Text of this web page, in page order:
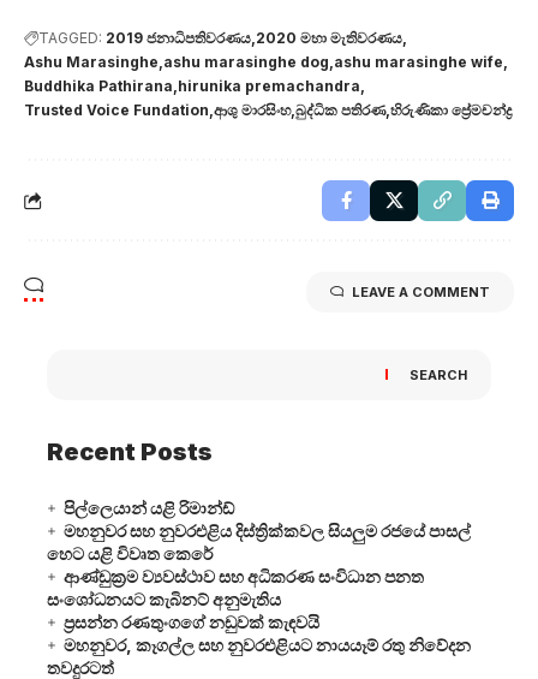
TAGGED: 2019 ජනාධිපතිවරණය 2020 මහා මැතිවරණය
Ashu Marasinghe ashu marasinghe dog ashu marasinghe wife
Buddhika Pathirana hirunika premachandra
Trusted Voice Fundation ආශු මාරසිංහ බුද්ධික පතිරණ හිරුණිකා ප්‍රේමචන්ද්‍ර
LEAVE A COMMENT
SEARCH
Recent Posts
පිල්ලෙයාන් යළි රිමාන්ඩ්
මහනුවර සහ නුවරඑළිය දිස්ත්‍රික්කවල සියලුම රජයේ පාසල්
හෙට යළි විවෘත කෙරේ
ආණ්ඩුක්‍රම ව්‍යවස්ථාව සහ අධිකරණ සංවිධාන පනත
සංශෝධනයට කැබිනට් අනුමැතිය
ප්‍රසන්න රණතුංගගේ නඩුවක් කැඳවයි
මහනුවර, කෑගල්ල සහ නුවරඑළියට නායයෑම් රතු නිවේදන
තවදුරටත්